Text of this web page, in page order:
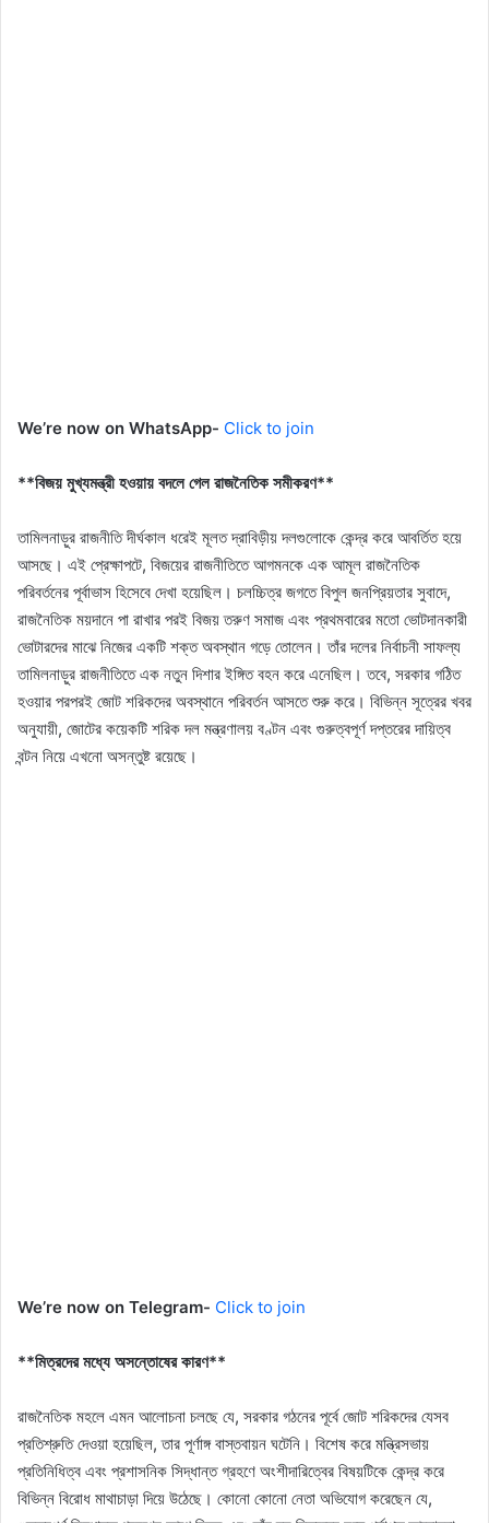
We’re now on WhatsApp- Click to join
**বিজয় মুখ্যমন্ত্রী হওয়ায় বদলে গেল রাজনৈতিক সমীকরণ**
তামিলনাড়ুর রাজনীতি দীর্ঘকাল ধরেই মূলত দ্রাবিড়ীয় দলগুলোকে কেন্দ্র করে আবর্তিত হয়ে
আসছে। এই প্রেক্ষাপটে, বিজয়ের রাজনীতিতে আগমনকে এক আমূল রাজনৈতিক
পরিবর্তনের পূর্বাভাস হিসেবে দেখা হয়েছিল। চলচ্চিত্র জগতে বিপুল জনপ্রিয়তার সুবাদে,
রাজনৈতিক ময়দানে পা রাখার পরই বিজয় তরুণ সমাজ এবং প্রথমবারের মতো ভোটদানকারী
ভোটারদের মাঝে নিজের একটি শক্ত অবস্থান গড়ে তোলেন। তাঁর দলের নির্বাচনী সাফল্য
তামিলনাড়ুর রাজনীতিতে এক নতুন দিশার ইঙ্গিত বহন করে এনেছিল। তবে, সরকার গঠিত
হওয়ার পরপরই জোট শরিকদের অবস্থানে পরিবর্তন আসতে শুরু করে। বিভিন্ন সূত্রের খবর
অনুযায়ী, জোটের কয়েকটি শরিক দল মন্ত্রণালয় বণ্টন এবং গুরুত্বপূর্ণ দপ্তরের দায়িত্ব
বন্টন নিয়ে এখনো অসন্তুষ্ট রয়েছে।
We’re now on Telegram- Click to join
**মিত্রদের মধ্যে অসন্তোষের কারণ**
রাজনৈতিক মহলে এমন আলোচনা চলছে যে, সরকার গঠনের পূর্বে জোট শরিকদের যেসব
প্রতিশ্রুতি দেওয়া হয়েছিল, তার পূর্ণাঙ্গ বাস্তবায়ন ঘটেনি। বিশেষ করে মন্ত্রিসভায়
প্রতিনিধিত্ব এবং প্রশাসনিক সিদ্ধান্ত গ্রহণে অংশীদারিত্বের বিষয়টিকে কেন্দ্র করে
বিভিন্ন বিরোধ মাথাচাড়া দিয়ে উঠেছে। কোনো কোনো নেতা অভিযোগ করেছেন যে,